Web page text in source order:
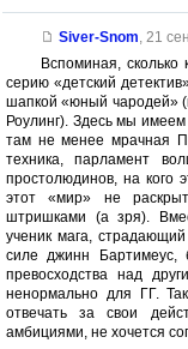
Siver-Snom, 21
Вспоминая, сколько
серию «детский
шапкой «юный чародей»
Роулинг). Здесь мы
там не менее мрачная
техника, парламент
простолюдинов, на кого
этот «мир» не
штришками (а зря).
ученик мага,
силе джинн Бартимеус,
превосходства над
ненормально для ГГ.
отвечать за свои
амбициями, не хочется